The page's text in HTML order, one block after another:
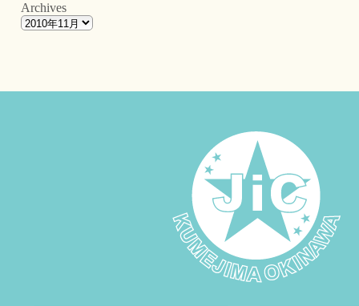
Archives